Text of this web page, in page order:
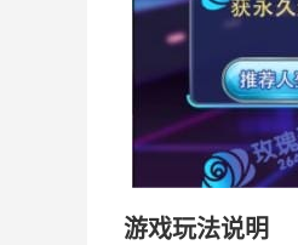
游戏玩法说明